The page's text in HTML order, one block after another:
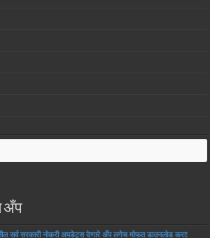
अँप
सर्व सरकारी नोकरी अपडेट्स देणारे अँप लगेच मोफत डाउनलोड करा!